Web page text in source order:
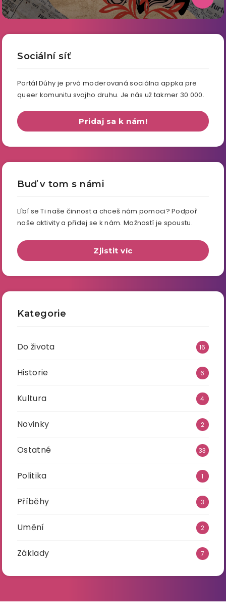
Sociální síť
Portál Dúhy je prvá moderovaná sociálna appka pre
queer komunitu svojho druhu. Je nás už takmer 30 000.
Pridaj sa k nám!
Buď v tom s námi
Líbí se Ti naše činnost a chceš nám pomoci? Podpoř
naše aktivity a přidej se k nám. Možností je spoustu.
Zjistit víc
Kategorie
Do života 16
Historie 6
Kultura 4
Novinky 2
Ostatné 33
Politika 1
Příběhy 3
Umění 2
Základy 7